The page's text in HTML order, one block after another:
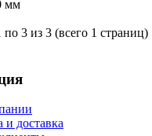
мм
по 3 из 3 (всего 1 страниц)
и доставка